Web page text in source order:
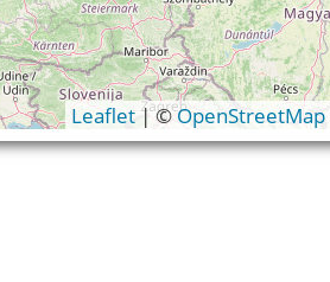
Leaflet |©OpenStreetMap